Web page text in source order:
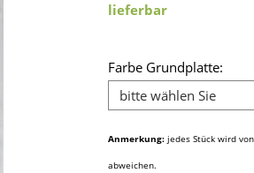
lieferbar
Farbe Grundplatte:
Anmerkung: jedes Stück wird
abweichen.